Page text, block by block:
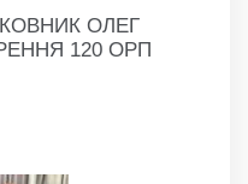
ОЛЕГ
120 ОРП